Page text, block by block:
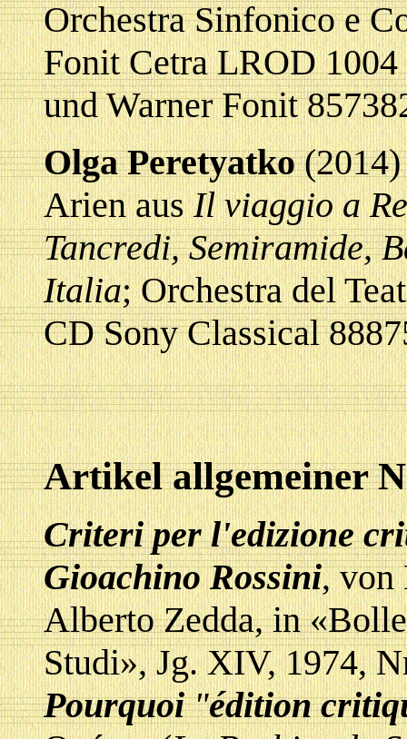
Orchestra Sinfonico e
Fonit Cetra LROD
und Warner Fonit
Olga Peretyatko(2014)
Arien ausIl viaggio a
Tancredi, Semiramide,
Italia; Orchestra del
CD Sony Classical
Artikel allgemeiner
Criteri per l'edizione
Gioachino Rossini, von
Alberto Zedda, in
Studi», Jg. XIV, 1974,
Pourquoi"édition